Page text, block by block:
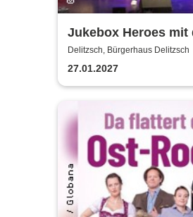
Jukebox Heroes mit
von Sweet, Slade
Delitzsch, Bürgerhaus Delitzsch
27.01.2027